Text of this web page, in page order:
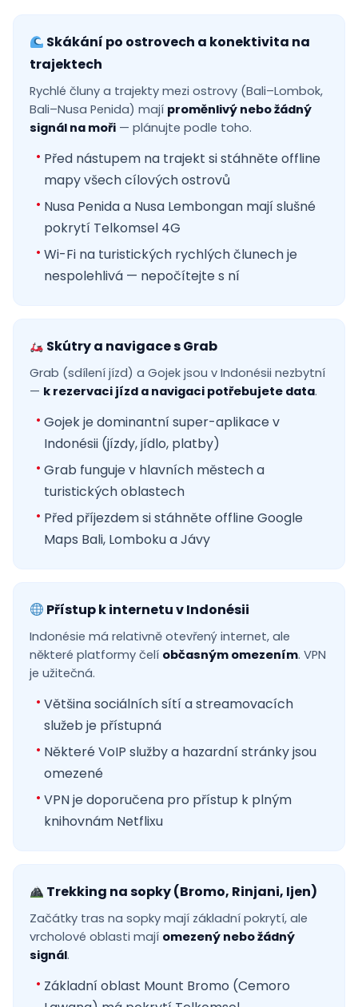
Skákání po ostrovech a konektivita na
trajektech
Rychlé čluny a trajekty mezi ostrovy (Bali–Lombok,
Bali–Nusa Penida) mají proměnlivý nebo žádný
signál na moři — plánujte podle toho.
Před nástupem na trajekt si stáhněte offline
mapy všech cílových ostrovů
Nusa Penida a Nusa Lembongan mají slušné
pokrytí Telkomsel 4G
Wi-Fi na turistických rychlých člunech je
nespolehlivá — nepočítejte s ní
Skútry a navigace s Grab
Grab (sdílení jízd) a Gojek jsou v Indonésii nezbytní
— k rezervaci jízd a navigaci potřebujete data.
Gojek je dominantní super-aplikace v
Indonésii (jízdy, jídlo, platby)
Grab funguje v hlavních městech a
turistických oblastech
Před příjezdem si stáhněte offline Google
Maps Bali, Lomboku a Jávy
Přístup k internetu v Indonésii
Indonésie má relativně otevřený internet, ale
některé platformy čelí občasným omezením. VPN
je užitečná.
Většina sociálních sítí a streamovacích
služeb je přístupná
Některé VoIP služby a hazardní stránky jsou
omezené
VPN je doporučena pro přístup k plným
knihovnám Netflixu
Trekking na sopky (Bromo, Rinjani, Ijen)
Začátky tras na sopky mají základní pokrytí, ale
vrcholové oblasti mají omezený nebo žádný
signál.
Základní oblast Mount Bromo (Cemoro